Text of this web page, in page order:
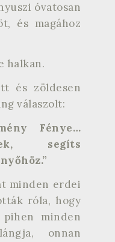
óvatosan
és magához
halkan.
és zöldesen
válaszolt:
Fénye…
segíts
minden erdei
róla, hogy
minden
onnan